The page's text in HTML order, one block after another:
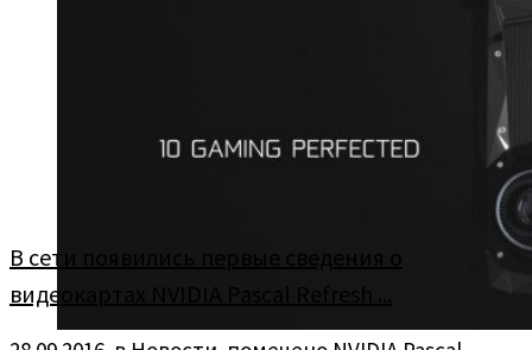
В сети появились первые сведения о
видеокартах NVIDIA Pascal Refresh ...